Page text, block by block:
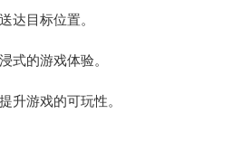
达目标位置。
式的游戏体验。
升游戏的可玩性。